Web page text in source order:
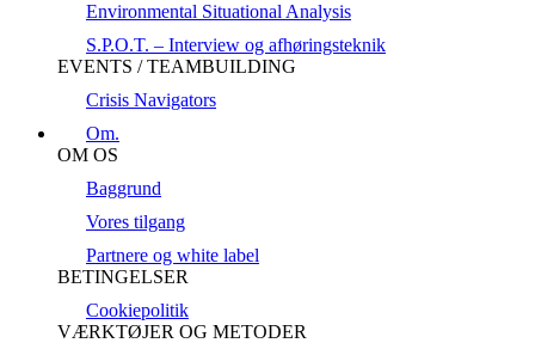
Environmental Situational Analysis
S.P.O.T. – Interview og afhøringsteknik
EVENTS / TEAMBUILDING
Crisis Navigators
Om.
OM OS
Baggrund
Vores tilgang
Partnere og white label
BETINGELSER
Cookiepolitik
VÆRKTØJER OG METODER